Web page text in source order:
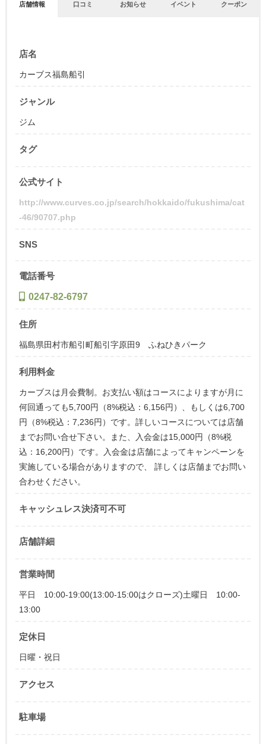
店舗情報 口コミ お知らせ イベント クーポン
店名
カーブス福島船引
ジャンル
ジム
タグ
公式サイト
http://www.curves.co.jp/search/hokkaido/fukushima/cat
-46/90707.php
SNS
電話番号
0247-82-6797
住所
福島県田村市船引町船引字原田9 ふねひきパーク
利用料金
カーブスは月会費制。お支払い額はコースによりますが月に
何回通っても5,700円（8%税込：6,156円）、もしくは6,700
円（8%税込：7,236円）です。詳しいコースについては店舗
までお問い合せ下さい。また、入会金は15,000円（8%税
込：16,200円）です。入会金は店舗によってキャンペーンを
実施している場合がありますので、 詳しくは店舗までお問い
合わせください。
キャッシュレス決済可不可
店舗詳細
営業時間
平日 10:00-19:00(13:00-15:00はクローズ)土曜日 10:00-
13:00
定休日
日曜・祝日
アクセス
駐車場